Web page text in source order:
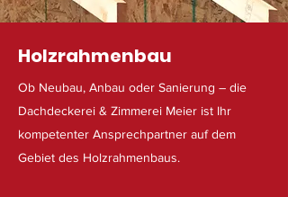
Holzrahmenbau
Ob Neubau, Anbau oder Sanierung – die
Dachdeckerei & Zimmerei Meier ist Ihr
kompetenter Ansprechpartner auf dem
Gebiet des Holzrahmenbaus.